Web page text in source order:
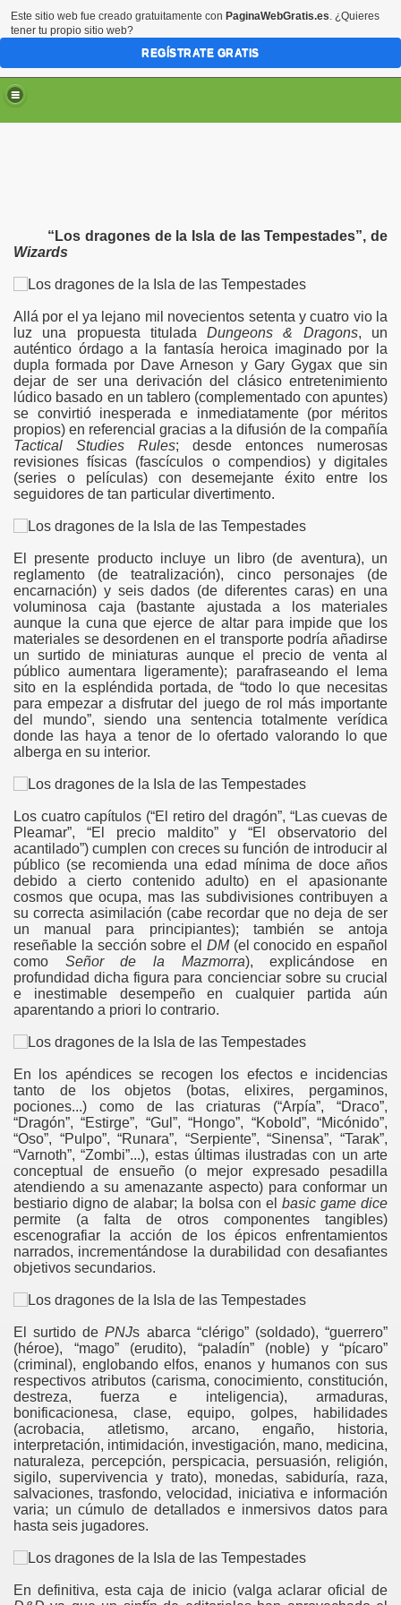
“Los dragones de la Isla de las Tempestades”, de
Wizards
Allá por el ya lejano mil novecientos setenta y cuatro vio la
luz una propuesta tituladaDungeons & Dragons, un
auténtico órdago a la fantasía heroica imaginado por la
dupla formada por Dave Arneson y Gary Gygax que sin
dejar de ser una derivación del clásico entretenimiento
lúdico basado en un tablero (complementado con apuntes)
se convirtió inesperada e inmediatamente (por méritos
propios) en referencial gracias a la difusión de la compañía
Tactical Studies Rules; desde entonces numerosas
revisiones físicas (fascículos o compendios) y digitales
(series o películas) con desemejante éxito entre los
seguidores de tan particular divertimento.
El presente producto incluye un libro (de aventura), un
reglamento (de teatralización), cinco personajes (de
encarnación) y seis dados (de diferentes caras) en una
voluminosa caja (bastante ajustada a los materiales
aunque la cuna que ejerce de altar para impide que los
materiales se desordenen en el transporte podría añadirse
un surtido de miniaturas aunque el precio de venta al
público aumentara ligeramente); parafraseando el lema
sito en la espléndida portada, de “todo lo que necesitas
para empezar a disfrutar del juego de rol más importante
del mundo”, siendo una sentencia totalmente verídica
donde las haya a tenor de lo ofertado valorando lo que
alberga en su interior.
Los cuatro capítulos (“El retiro del dragón”, “Las cuevas de
Pleamar”, “El precio maldito” y “El observatorio del
acantilado”) cumplen con creces su función de introducir al
público (se recomienda una edad mínima de doce años
debido a cierto contenido adulto) en el apasionante
cosmos que ocupa, mas las subdivisiones contribuyen a
su correcta asimilación (cabe recordar que no deja de ser
un manual para principiantes); también se antoja
reseñable la sección sobre el DM(el conocido en español
como Señor de la Mazmorra), explicándose en
profundidad dicha figura para concienciar sobre su crucial
e inestimable desempeño en cualquier partida aún
aparentando a priori lo contrario.
En los apéndices se recogen los efectos e incidencias
tanto de los objetos (botas, elixires, pergaminos,
pociones...) como de las criaturas (“Arpía”, “Draco”,
“Dragón”, “Estirge”, “Gul”, “Hongo”, “Kobold”, “Micónido”,
“Oso”, “Pulpo”, “Runara”, “Serpiente”, “Sinensa”, “Tarak”,
“Varnoth”, “Zombi”...), estas últimas ilustradas con un arte
conceptual de ensueño (o mejor expresado pesadilla
atendiendo a su amenazante aspecto) para conformar un
bestiario digno de alabar; la bolsa con el basic game dice
permite (a falta de otros componentes tangibles)
escenografiar la acción de los épicos enfrentamientos
narrados, incrementándose la durabilidad con desafiantes
objetivos secundarios.
El surtido dePNJs abarca “clérigo” (soldado), “guerrero”
(héroe), “mago” (erudito), “paladín” (noble) y “pícaro”
(criminal), englobando elfos, enanos y humanos con sus
respectivos atributos (carisma, conocimiento, constitución,
destreza, fuerza e inteligencia), armaduras,
bonificacionesa, clase, equipo, golpes, habilidades
(acrobacia, atletismo, arcano, engaño, historia,
interpretación, intimidación, investigación, mano, medicina,
naturaleza, percepción, perspicacia, persuasión, religión,
sigilo, supervivencia y trato), monedas, sabiduría, raza,
salvaciones, trasfondo, velocidad, iniciativa e información
varia; un cúmulo de detallados e inmersivos datos para
hasta seis jugadores.
En definitiva, esta caja de inicio (valga aclarar oficial de
Este sitio web fue creado gratuitamente con PaginaWebGratis.es. ¿Quieres
tener tu propio sitio web?
REGÍSTRATE GRATIS